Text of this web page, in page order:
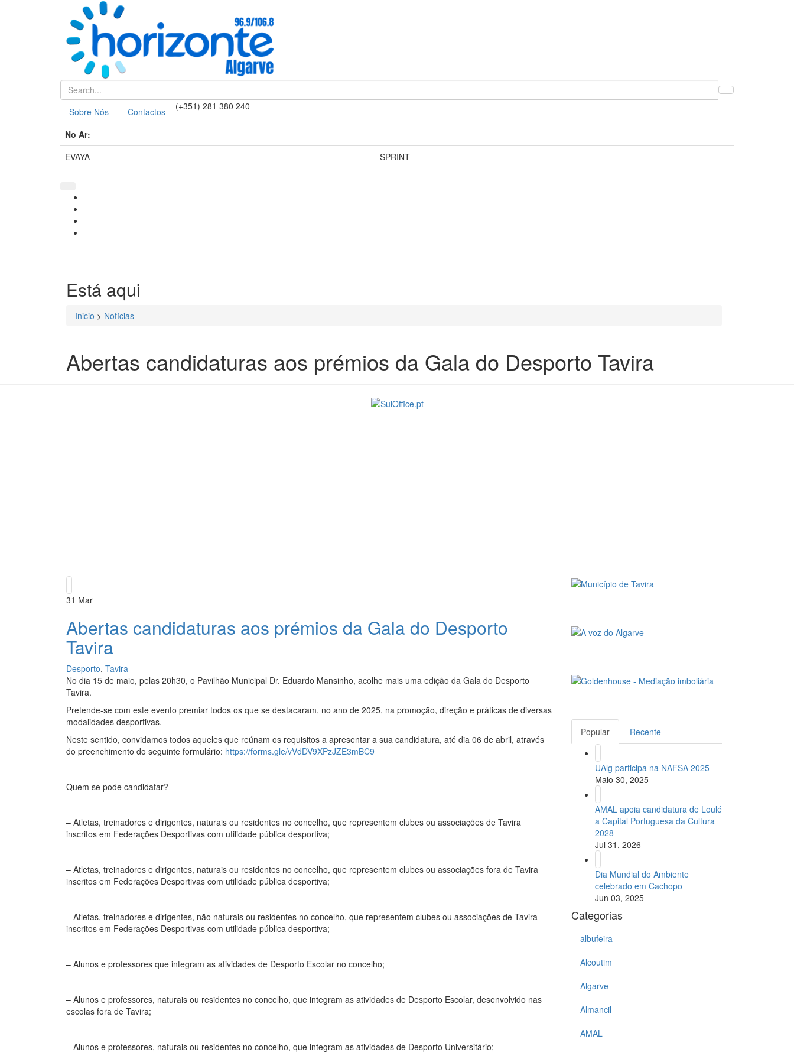
Sobre Nós Contactos (+351) 281 380 240
No Ar:
EVAYA
SPRINT
Está aqui
Inicio > Notícias
Abertas candidaturas aos prémios da Gala do Desporto Tavira
31 Mar
Abertas candidaturas aos prémios da Gala do Desporto
Tavira
Desporto, Tavira
No dia 15 de maio, pelas 20h30, o Pavilhão Municipal Dr. Eduardo Mansinho, acolhe mais uma edição da Gala do Desporto
Tavira.
Pretende-se com este evento premiar todos os que se destacaram, no ano de 2025, na promoção, direção e práticas de diversas
modalidades desportivas.
Neste sentido, convidamos todos aqueles que reúnam os requisitos a apresentar a sua candidatura, até dia 06 de abril, através
do preenchimento do seguinte formulário: https://forms.gle/vVdDV9XPzJZE3mBC9
Quem se pode candidatar?
– Atletas, treinadores e dirigentes, naturais ou residentes no concelho, que representem clubes ou associações de Tavira
inscritos em Federações Desportivas com utilidade pública desportiva;
– Atletas, treinadores e dirigentes, naturais ou residentes no concelho, que representem clubes ou associações fora de Tavira
inscritos em Federações Desportivas com utilidade pública desportiva;
– Atletas, treinadores e dirigentes, não naturais ou residentes no concelho, que representem clubes ou associações de Tavira
inscritos em Federações Desportivas com utilidade pública desportiva;
– Alunos e professores que integram as atividades de Desporto Escolar no concelho;
– Alunos e professores, naturais ou residentes no concelho, que integram as atividades de Desporto Escolar, desenvolvido nas
escolas fora de Tavira;
– Alunos e professores, naturais ou residentes no concelho, que integram as atividades de Desporto Universitário;
Popular Recente
UAlg participa na NAFSA 2025
Maio 30, 2025
AMAL apoia candidatura de Loulé
a Capital Portuguesa da Cultura
2028
Jul 31, 2026
Dia Mundial do Ambiente
celebrado em Cachopo
Jun 03, 2025
Categorias
albufeira
Alcoutim
Algarve
Almancil
AMAL